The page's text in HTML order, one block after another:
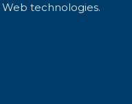
Web technologies.